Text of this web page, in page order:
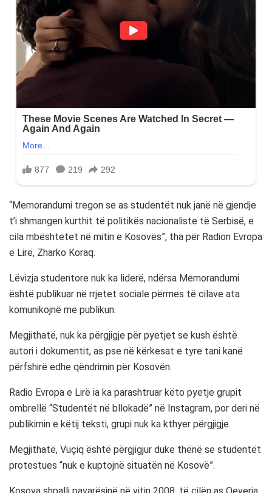
“Memorandumi tregon se as studentët nuk janë në gjendje
t’i shmangen kurthit të politikës nacionaliste të Serbisë, e
cila mbështetet në mitin e Kosovës”, tha për Radion Evropa
e Lirë, Zharko Koraq.
Lëvizja studentore nuk ka liderë, ndërsa Memorandumi
është publikuar në rrjetet sociale përmes të cilave ata
komunikojnë me publikun.
Megjithatë, nuk ka përgjigje për pyetjet se kush është
autori i dokumentit, as pse në kërkesat e tyre tani kanë
përfshirë edhe qëndrimin për Kosovën.
Radio Evropa e Lirë ia ka parashtruar këto pyetje grupit
ombrellë “Studentët në bllokadë” në Instagram, por deri në
publikimin e këtij teksti, grupi nuk ka kthyer përgjigje.
Megjithatë, Vuçiq është përgjigjur duke thënë se studentët
protestues “nuk e kuptojnë situatën në Kosovë”.
Kosova shpalli pavarësinë në vitin 2008, të cilën as Qeveria,